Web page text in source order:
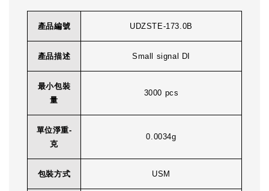
產品編號 UDZSTE-173.0B
產品描述 Small signal DI
最小包裝
量
3000 pcs
單位淨重-
克
0.0034g
包裝方式 USM